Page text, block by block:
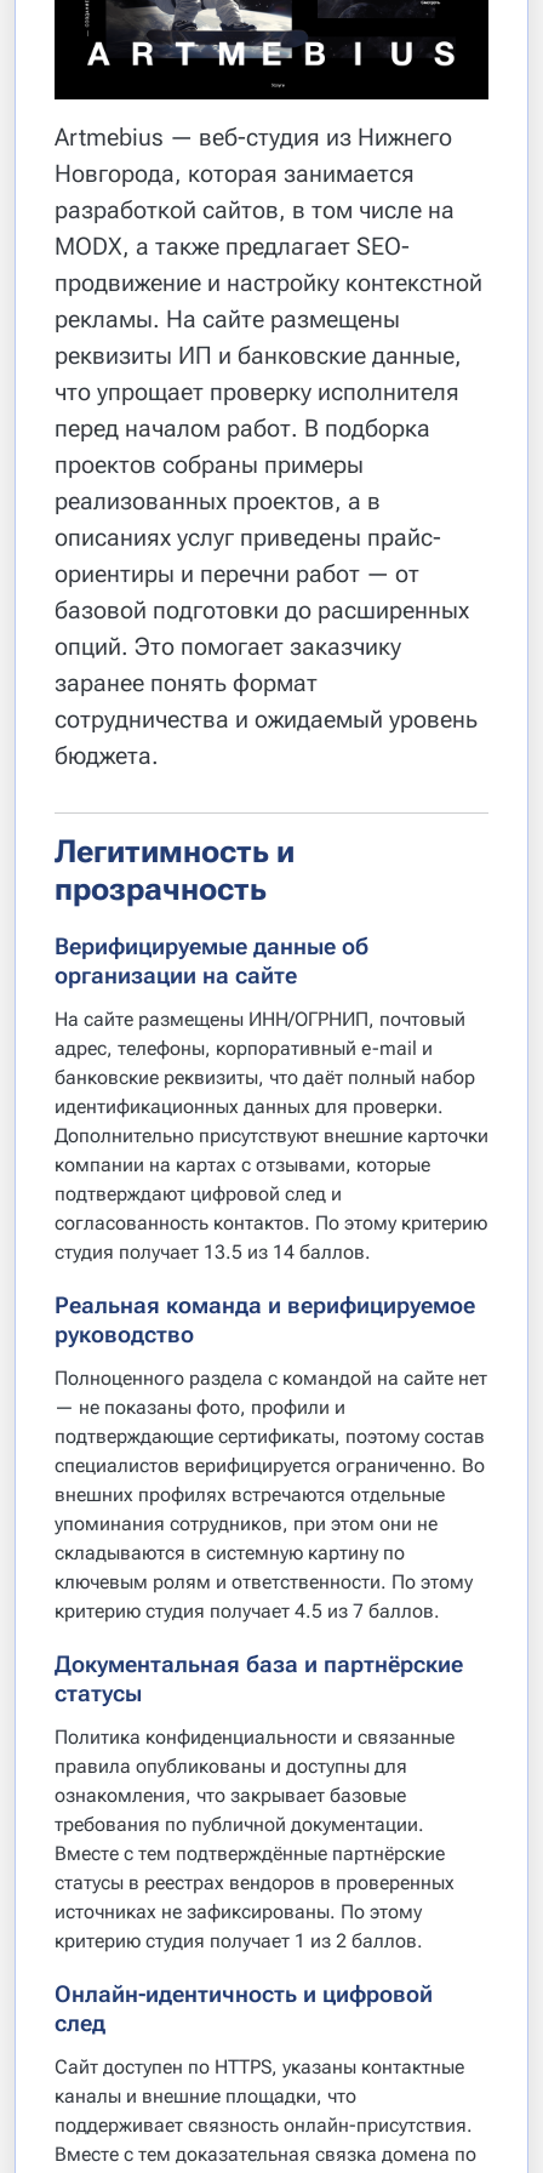
Artmebius — веб-студия из Нижнего
Новгорода, которая занимается
разработкой сайтов, в том числе на
MODX, а также предлагает SEO-
продвижение и настройку контекстной
рекламы. На сайте размещены
реквизиты ИП и банковские данные,
что упрощает проверку исполнителя
перед началом работ. В подборка
проектов собраны примеры
реализованных проектов, а в
описаниях услуг приведены прайс-
ориентиры и перечни работ — от
базовой подготовки до расширенных
опций. Это помогает заказчику
заранее понять формат
сотрудничества и ожидаемый уровень
бюджета.
Легитимность и
прозрачность
Верифицируемые данные об
организации на сайте
На сайте размещены ИНН/ОГРНИП, почтовый
адрес, телефоны, корпоративный e-mail и
банковские реквизиты, что даёт полный набор
идентификационных данных для проверки.
Дополнительно присутствуют внешние карточки
компании на картах с отзывами, которые
подтверждают цифровой след и
согласованность контактов. По этому критерию
студия получает 13.5 из 14 баллов.
Реальная команда и верифицируемое
руководство
Полноценного раздела с командой на сайте нет
— не показаны фото, профили и
подтверждающие сертификаты, поэтому состав
специалистов верифицируется ограниченно. Во
внешних профилях встречаются отдельные
упоминания сотрудников, при этом они не
складываются в системную картину по
ключевым ролям и ответственности. По этому
критерию студия получает 4.5 из 7 баллов.
Документальная база и партнёрские
статусы
Политика конфиденциальности и связанные
правила опубликованы и доступны для
ознакомления, что закрывает базовые
требования по публичной документации.
Вместе с тем подтверждённые партнёрские
статусы в реестрах вендоров в проверенных
источниках не зафиксированы. По этому
критерию студия получает 1 из 2 баллов.
Онлайн-идентичность и цифровой
след
Сайт доступен по HTTPS, указаны контактные
каналы и внешние площадки, что
поддерживает связность онлайн-присутствия.
Вместе с тем доказательная связка домена по